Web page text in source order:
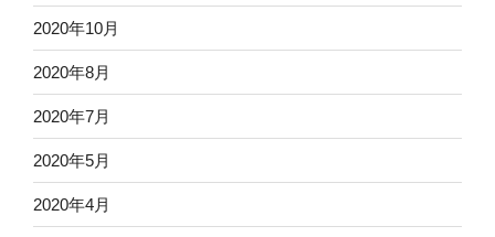
2020年10月
2020年8月
2020年7月
2020年5月
2020年4月